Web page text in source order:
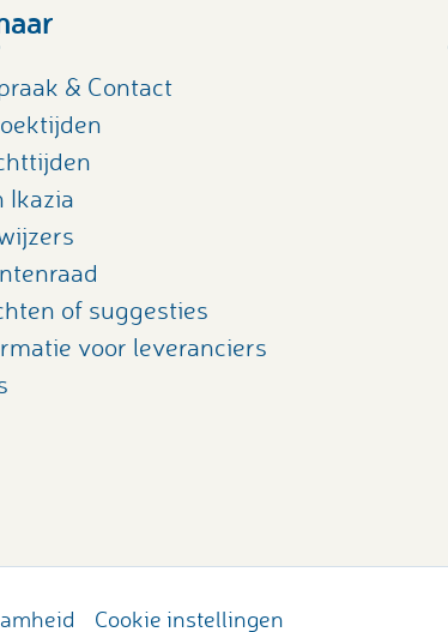
& Contact
Ikazia
of suggesties
voor leveranciers
Cookie instellingen